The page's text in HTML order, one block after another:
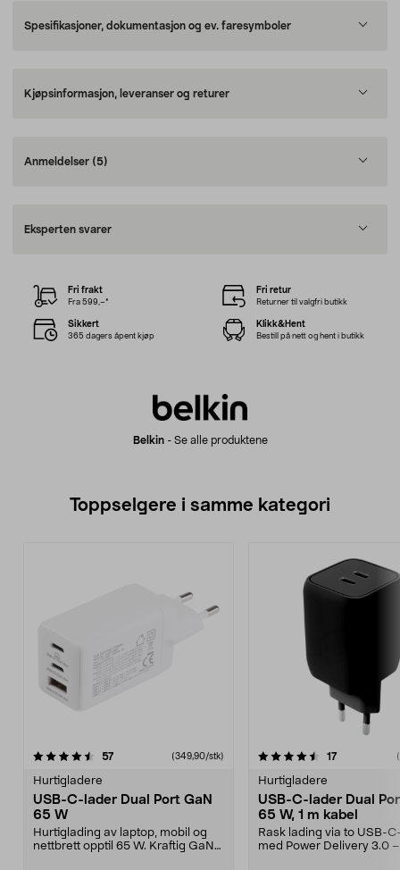
Spesifikasjoner, dokumentasjon og ev. faresymboler
Kjøpsinformasjon, leveranser og returer
Anmeldelser (5)
Eksperten svarer
Belkin- Se alle produktene
Fri frakt
Fra 599,–*
Fri retur
Returner til valgfri butikk
Sikkert
365 dagers åpent kjøp
Klikk&Hent
Bestill på nett og hent i butikk
Toppselgere i samme kategori
57anmeldelser(349,90/stk)
Hurtigladere
USB-C-lader Dual Port GaN
65 W
Hurtiglading av laptop, mobil og
nettbrett opptil 65 W. Kraftig GaN-
4.5 av 5 stjerner 17anmeldelser
Hurtigladere
USB-C-lader Dual
65 W, 1 m kabel
Rask lading via to USB-
med Power Delivery 3.0
4.5 av 5 stjerner